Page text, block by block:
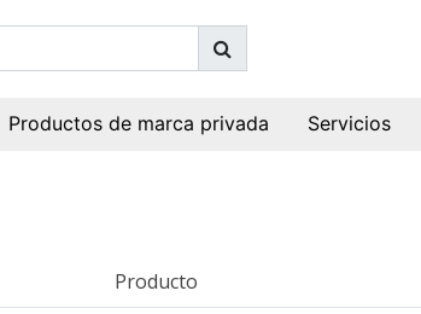
Productos de marca privada Servicios
Producto